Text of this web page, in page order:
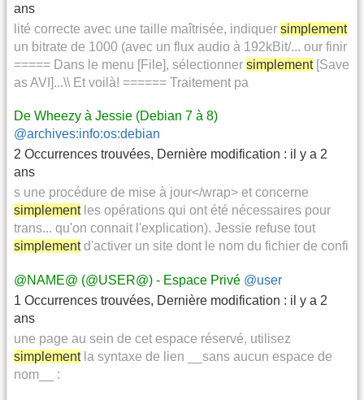
ans
lité correcte avec une taille maîtrisée, indiquer simplement
un bitrate de 1000 (avec un flux audio à 192kBit/... our finir
===== Dans le menu [File], sélectionner simplement[Save
as AVI]...\\ Et voilà! ====== Traitement pa
De Wheezy à Jessie (Debian 7 à 8)
@archives:info:os:debian
2 Occurrences trouvées, Dernière modification : il y a 2
ans
s une procédure de mise à jour</wrap> et concerne
simplementles opérations qui ont été nécessaires pour
trans... qu'on connait l'explication). Jessie refuse tout
simplementd'activer un site dont le nom du fichier de confi
@NAME@ (@USER@) - Espace Privé @user
1 Occurrences trouvées, Dernière modification : il y a 2
ans
une page au sein de cet espace réservé, utilisez
simplementla syntaxe de lien __sans aucun espace de
nom__ :